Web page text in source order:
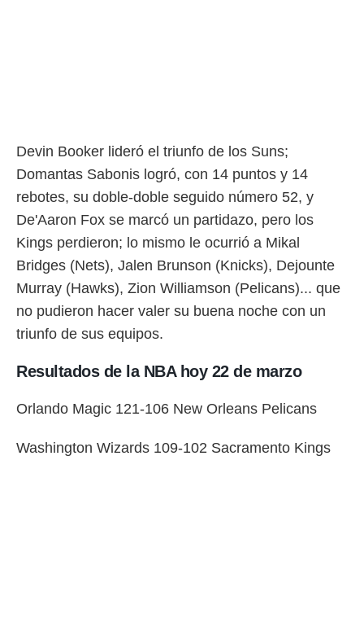
Devin Booker lideró el triunfo de los Suns;
Domantas Sabonis logró, con 14 puntos y 14
rebotes, su doble-doble seguido número 52, y
De'Aaron Fox se marcó un partidazo, pero los
Kings perdieron; lo mismo le ocurrió a Mikal
Bridges (Nets), Jalen Brunson (Knicks), Dejounte
Murray (Hawks), Zion Williamson (Pelicans)... que
no pudieron hacer valer su buena noche con un
triunfo de sus equipos.
Resultados de la NBA hoy 22 de marzo
Orlando Magic 121-106 New Orleans Pelicans
Washington Wizards 109-102 Sacramento Kings